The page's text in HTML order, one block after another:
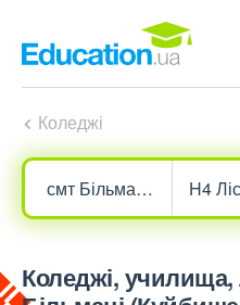
Коледжі
Коледжі, училища,